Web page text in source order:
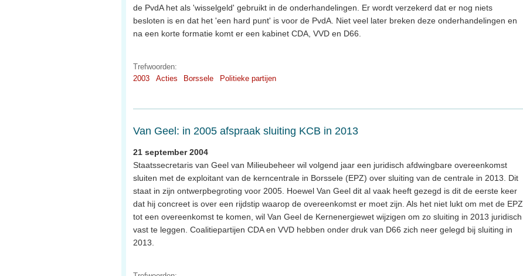
de PvdA het als 'wisselgeld' gebruikt in de onderhandelingen. Er wordt verzekerd dat er nog niets
besloten is en dat het 'een hard punt' is voor de PvdA. Niet veel later breken deze onderhandelingen en
na een korte formatie komt er een kabinet CDA, VVD en D66.
Trefwoorden:
2003
Acties Borssele Politieke partijen
Van Geel: in 2005 afspraak sluiting KCB in 2013
21 september 2004
Staatssecretaris van Geel van Milieubeheer wil volgend jaar een juridisch afdwingbare overeenkomst
sluiten met de exploitant van de kerncentrale in Borssele (EPZ) over sluiting van de centrale in 2013. Dit
staat in zijn ontwerpbegroting voor 2005. Hoewel Van Geel dit al vaak heeft gezegd is dit de eerste keer
dat hij concreet is over een rijdstip waarop de overeenkomst er moet zijn. Als het niet lukt om met de EPZ
tot een overeenkomst te komen, wil Van Geel de Kernenergiewet wijzigen om zo sluiting in 2013 juridisch
vast te leggen. Coalitiepartijen CDA en VVD hebben onder druk van D66 zich neer gelegd bij sluiting in
2013.